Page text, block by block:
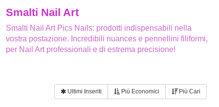
Smalti Nail Art
Smalti Nail Art Pics Nails: prodotti indispensabili nella
vostra postazione. Incredibili nuances e pennellini filiformi,
per Nail Art professionali e di estrema precisione!
Ultimi Inseriti Più Economici Più Cari